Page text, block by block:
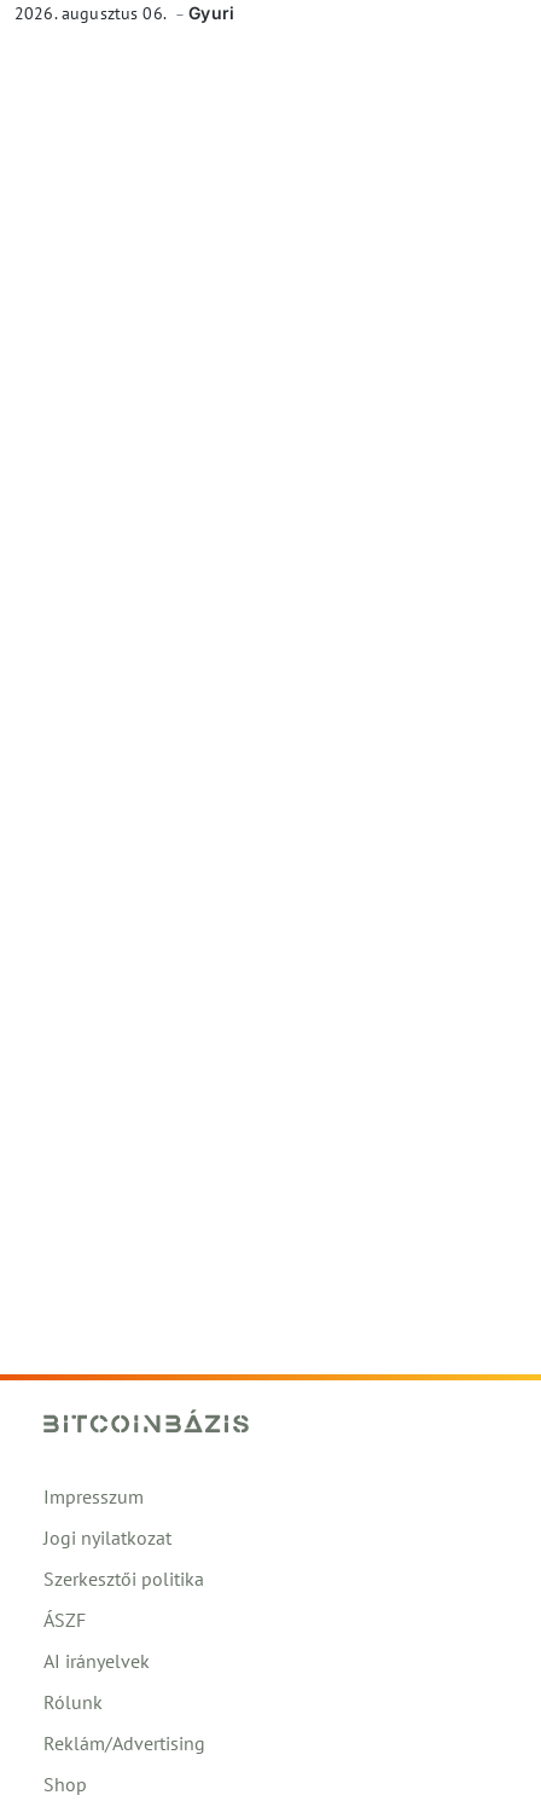
2026. augusztus 06. Gyuri
Impresszum
Jogi nyilatkozat
Szerkesztői politika
ÁSZF
AI irányelvek
Rólunk
Reklám/Advertising
Shop